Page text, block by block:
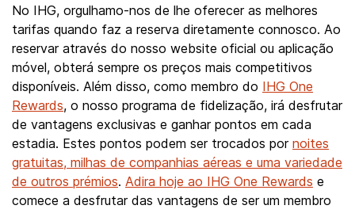
No IHG, orgulhamo-nos de lhe oferecer as melhores
tarifas quando faz a reserva diretamente connosco. Ao
reservar através do nosso website oficial ou aplicação
móvel, obterá sempre os preços mais competitivos
disponíveis. Além disso, como membro do IHG One
Rewards, o nosso programa de fidelização, irá desfrutar
de vantagens exclusivas e ganhar pontos em cada
estadia. Estes pontos podem ser trocados por noites
gratuitas, milhas de companhias aéreas e uma variedade
de outros prémios. Adira hoje ao IHG One Rewards e
comece a desfrutar das vantagens de ser um membro